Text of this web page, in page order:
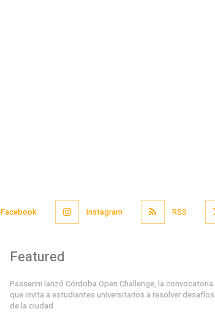
Facebook Instagram RSS
Featured
Passerini lanzó Córdoba Open Challenge, la convocatoria
que invita a estudiantes universitarios a resolver desafíos
de la ciudad